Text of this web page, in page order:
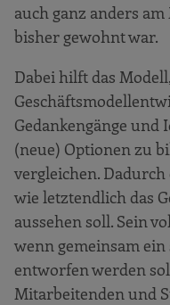
auch ganz anders
bisher gewohnt war.
Dabei hilft das
Gedankengänge
(neue) Optionen zu
vergleichen.
wie letztendlich das
aussehen soll. Sein
wenn gemeinsam
entworfen werden
Mitarbeitenden und